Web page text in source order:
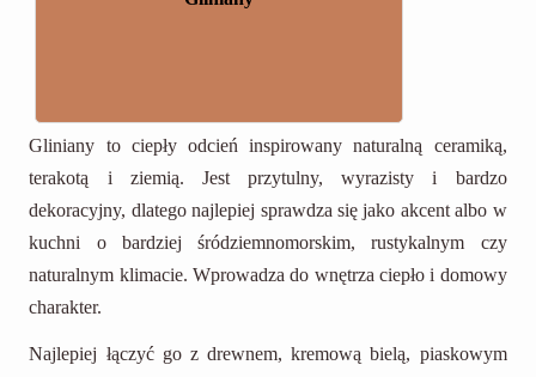
Gliniany to ciepły odcień inspirowany naturalną ceramiką,
terakotą i ziemią. Jest przytulny, wyrazisty i bardzo
dekoracyjny, dlatego najlepiej sprawdza się jako akcent albo w
kuchni o bardziej śródziemnomorskim, rustykalnym czy
naturalnym klimacie. Wprowadza do wnętrza ciepło i domowy
charakter.
Najlepiej łączyć go z drewnem, kremową bielą, piaskowym